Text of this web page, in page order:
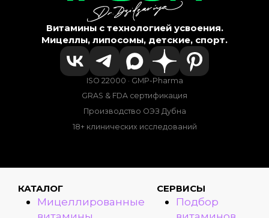
Витамины с технологией усвоения.
Мицеллы, липосомы, детские, спорт.
ISO 22000 · GMP-Pharma
GRAS & FDA сертификация
Производство ОЭЗ Дубна
18+ клинических исследований
КАТАЛОГ
Мицеллированные
СЕРВИСЫ
Подбор